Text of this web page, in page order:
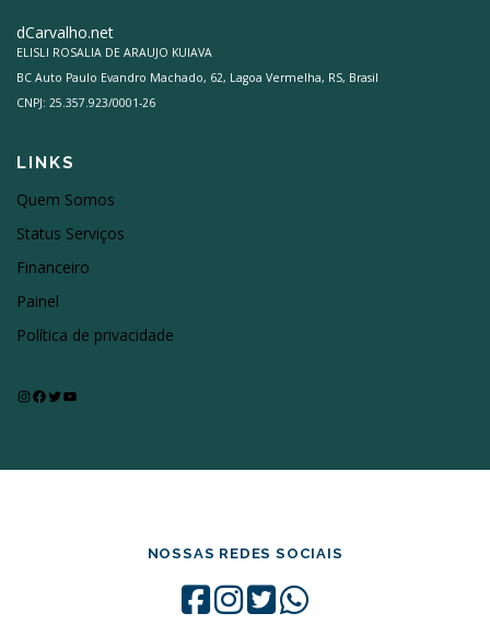
dCarvalho.net
ELISLI ROSALIA DE ARAUJO KUIAVA
BC Auto Paulo Evandro Machado, 62, Lagoa Vermelha, RS, Brasil
CNPJ: 25.357.923/0001-26
LINKS
Quem Somos
Status Serviços
Financeiro
Painel
Política de privacidade
InstagramFacebook Twitter Youtube
NOSSAS REDES SOCIAIS